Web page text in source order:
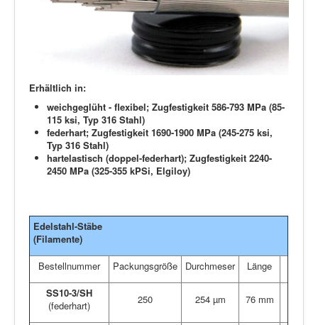
Erhältlich in:
weichgeglüht - flexibel; Zugfestigkeit 586-793 MPa (85-
115 ksi, Typ 316 Stahl)
federhart; Zugfestigkeit 1690-1900 MPa (245-275 ksi,
Typ 316 Stahl)
hartelastisch (doppel-federhart); Zugfestigkeit 2240-
2450 MPa (325-355 kPSi, Elgiloy)
Edelstahl-Stäbe
(Filamente)
Bestellnummer
Packungsgröße Durchmeser
Länge
SS10-3/SH
(federhart)
250 254 µm 76 mm